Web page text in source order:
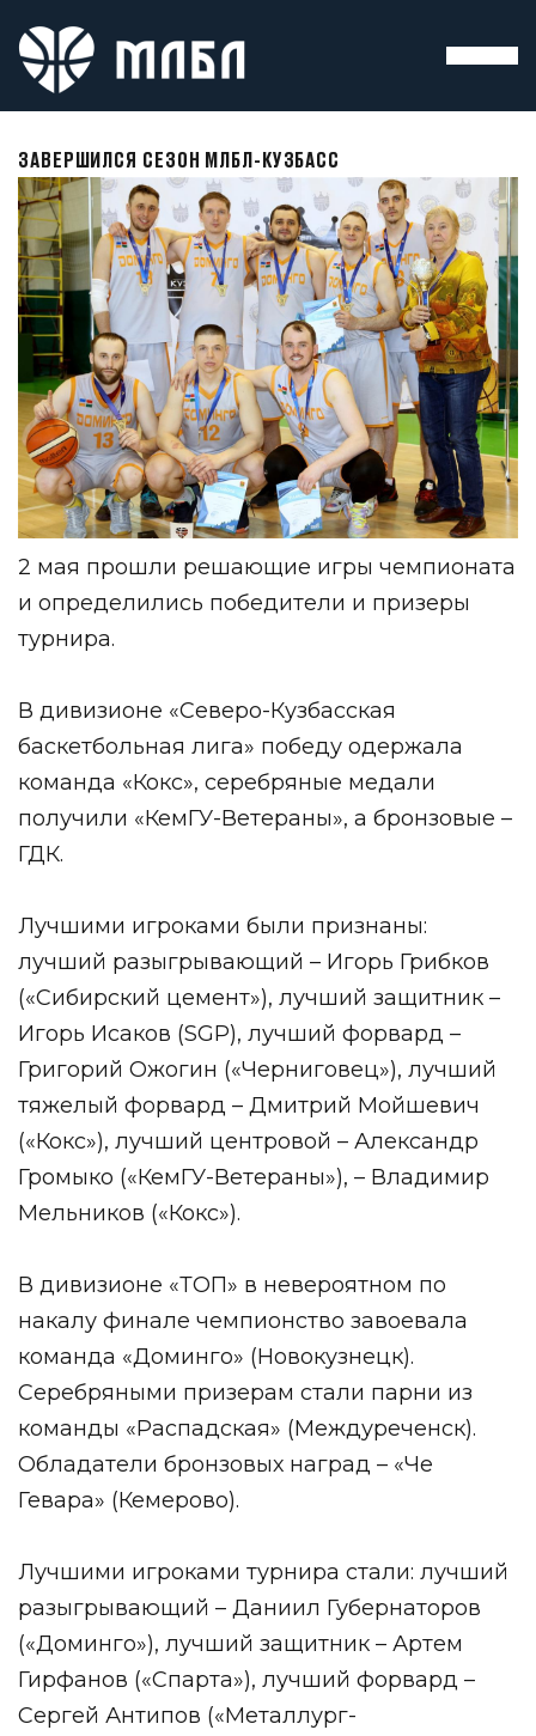
ЗАВЕРШИЛСЯ СЕЗОН МЛБЛ-КУЗБАСС
2 мая прошли решающие игры чемпионата
и определились победители и призеры
турнира.
В дивизионе «Северо-Кузбасская
баскетбольная лига» победу одержала
команда «Кокс», серебряные медали
получили «КемГУ-Ветераны», а бронзовые –
ГДК.
Лучшими игроками были признаны:
лучший разыгрывающий – Игорь Грибков
(«Сибирский цемент»), лучший защитник –
Игорь Исаков (SGP), лучший форвард –
Григорий Ожогин («Черниговец»), лучший
тяжелый форвард – Дмитрий Мойшевич
(«Кокс»), лучший центровой – Александр
Громыко («КемГУ-Ветераны»), – Владимир
Мельников («Кокс»).
В дивизионе «ТОП» в невероятном по
накалу финале чемпионство завоевала
команда «Доминго» (Новокузнецк).
Серебряными призерам стали парни из
команды «Распадская» (Междуреченск).
Обладатели бронзовых наград – «Че
Гевара» (Кемерово).
Лучшими игроками турнира стали: лучший
разыгрывающий – Даниил Губернаторов
(«Доминго»), лучший защитник – Артем
Гирфанов («Спарта»), лучший форвард –
Сергей Антипов («Металлург-